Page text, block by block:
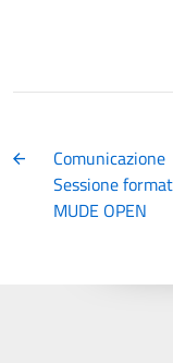
Comunicazione
Sessione
MUDE OPEN